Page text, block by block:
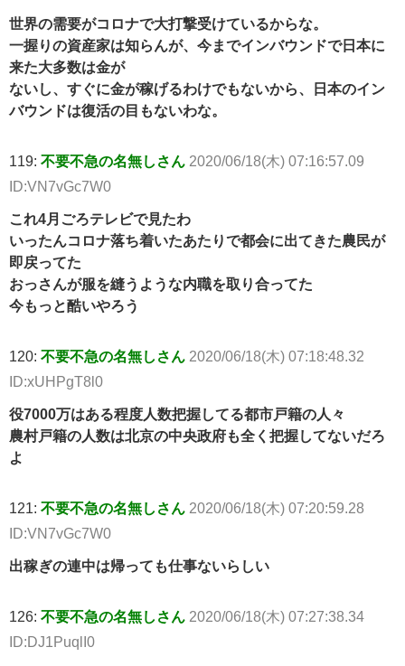
世界の需要がコロナで大打撃受けているからな。
一握りの資産家は知らんが、今までインバウンドで日本に
来た大多数は金が
ないし、すぐに金が稼げるわけでもないから、日本のイン
バウンドは復活の目もないわな。
119: 不要不急の名無しさん 2020/06/18(木) 07:16:57.09
ID:VN7vGc7W0
これ4月ごろテレビで見たわ
いったんコロナ落ち着いたあたりで都会に出てきた農民が
即戻ってた
おっさんが服を縫うような内職を取り合ってた
今もっと酷いやろう
120: 不要不急の名無しさん 2020/06/18(木) 07:18:48.32
ID:xUHPgT8l0
役7000万はある程度人数把握してる都市戸籍の人々
農村戸籍の人数は北京の中央政府も全く把握してないだろ
よ
121: 不要不急の名無しさん 2020/06/18(木) 07:20:59.28
ID:VN7vGc7W0
出稼ぎの連中は帰っても仕事ないらしい
126: 不要不急の名無しさん 2020/06/18(木) 07:27:38.34
ID:DJ1PuqlI0